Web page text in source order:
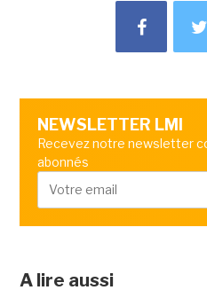
NEWSLETTER LMI
Recevez notre newsletter
abonnés
A lire aussi